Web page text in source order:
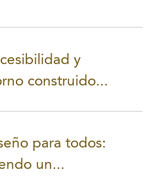
y
construido...
para todos:
un...